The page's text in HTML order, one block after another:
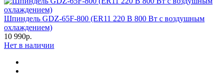
Шпиндель GDZ-65F-800 (ER11 220 В 800 Вт с воздушным
охлаждением)
10 990р.
Нет в наличии